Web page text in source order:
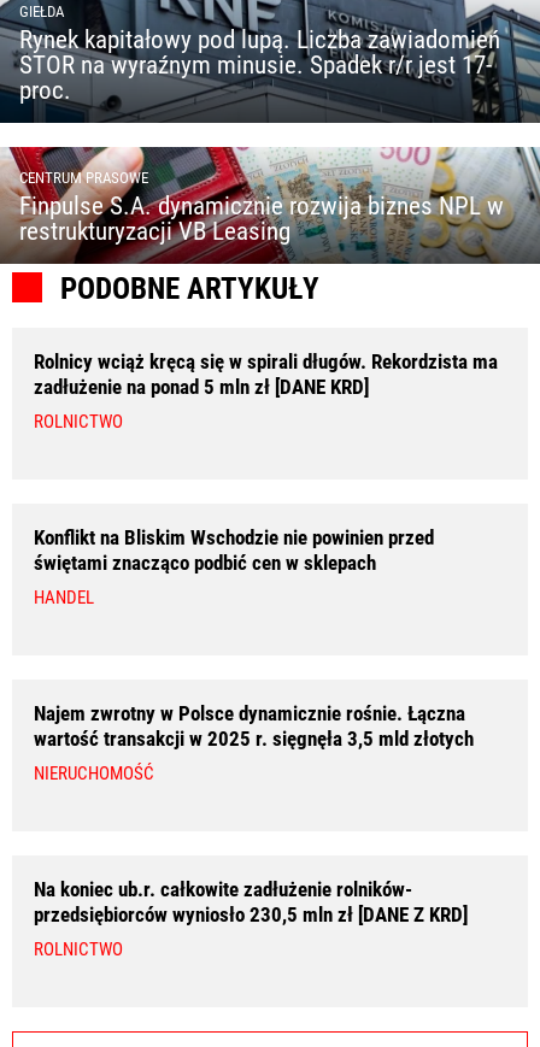
GIEŁDA
Rynek kapitałowy pod lupą. Liczba zawiadomień
STOR na wyraźnym minusie. Spadek r/r jest 17-
proc.
CENTRUM PRASOWE
Finpulse S.A. dynamicznie rozwija biznes NPL w
restrukturyzacji VB Leasing
PODOBNE ARTYKUŁY
Rolnicy wciąż kręcą się w spirali długów. Rekordzista ma
zadłużenie na ponad 5 mln zł [DANE KRD]
ROLNICTWO
Konflikt na Bliskim Wschodzie nie powinien przed
świętami znacząco podbić cen w sklepach
HANDEL
Najem zwrotny w Polsce dynamicznie rośnie. Łączna
wartość transakcji w 2025 r. sięgnęła 3,5 mld złotych
NIERUCHOMOŚĆ
Na koniec ub.r. całkowite zadłużenie rolników-
przedsiębiorców wyniosło 230,5 mln zł [DANE Z KRD]
ROLNICTWO